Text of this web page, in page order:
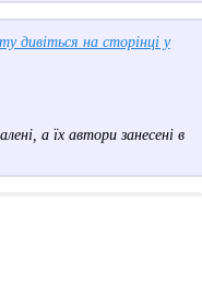
дивіться на сторінці у
а їх автори занесені в